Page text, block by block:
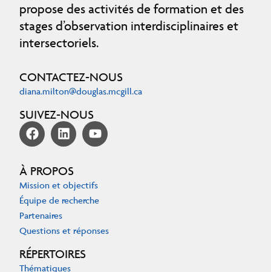
propose des activités de formation et des
stages d’observation interdisciplinaires et
intersectoriels.
CONTACTEZ-NOUS
diana.milton@douglas.mcgill.ca
SUIVEZ-NOUS
À PROPOS
Mission et objectifs
Équipe de recherche
Partenaires
Questions et réponses
RÉPERTOIRES
Thématiques